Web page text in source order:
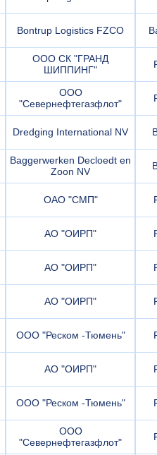
Bontrup Logistics FZCO
ООО СК "ГРАНД
ШИППИНГ"
ООО
"Севернефтегазфлот"
Dredging International NV
Baggerwerken Decloedt en
Zoon NV
ОАО "СМП"
АО "ОИРП"
АО "ОИРП"
АО "ОИРП"
ООО "Реском -Тюмень"
АО "ОИРП"
ООО "Реском -Тюмень"
ООО
"Севернефтегазфлот"